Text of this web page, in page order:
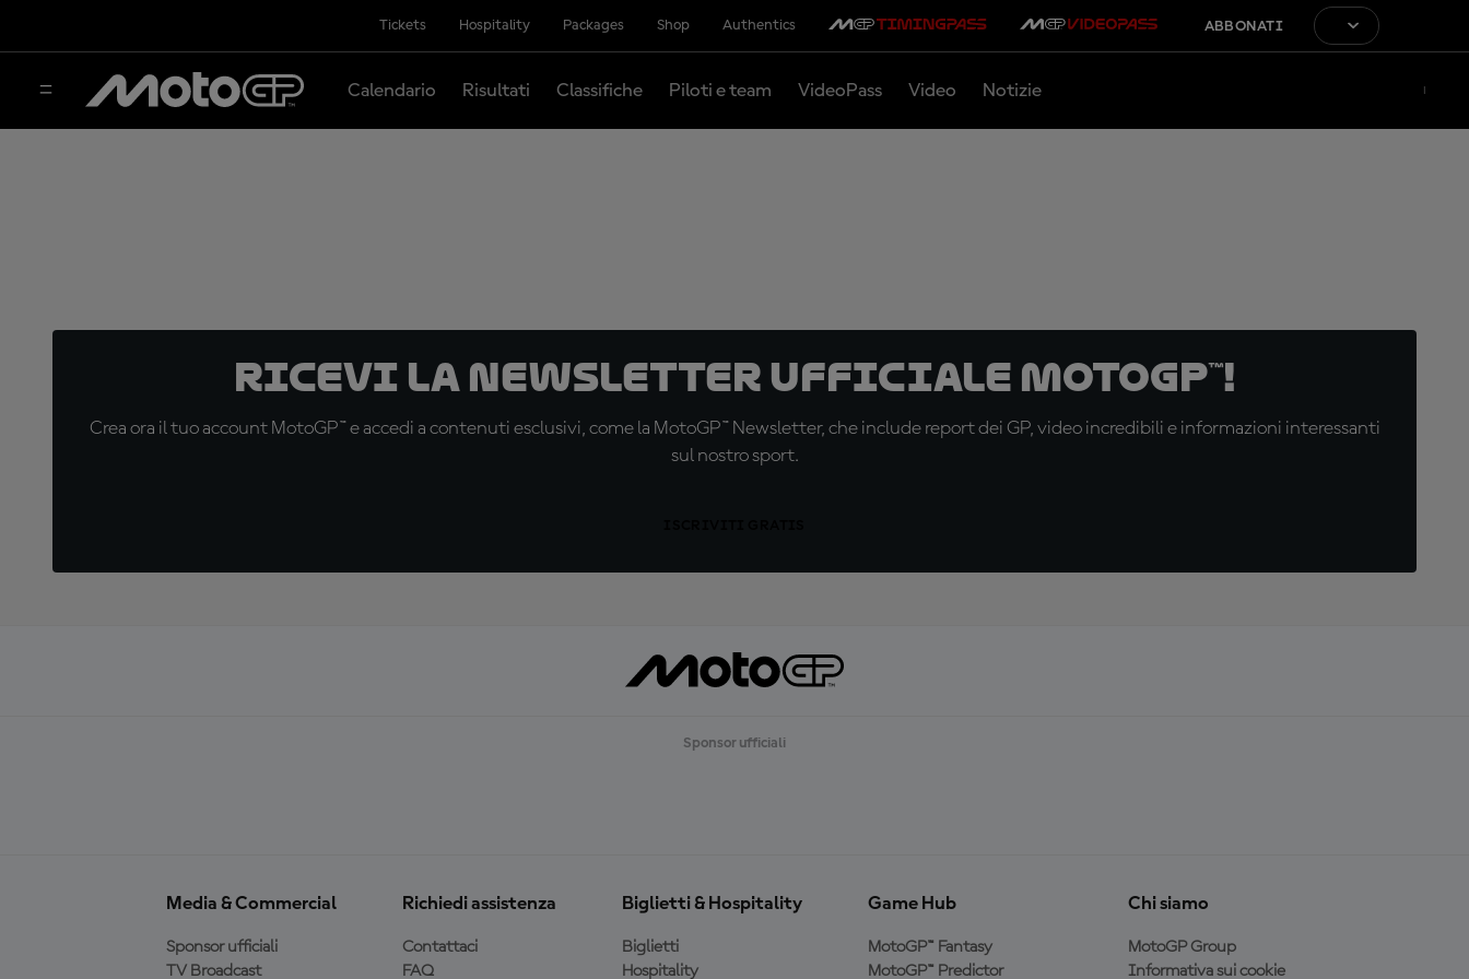
Tickets Hospitality Packages Shop Authentics ABBONATI
Calendario Risultati Classifiche Piloti e team VideoPass Video Notizie
Ricevi la newsletter ufficiale MotoGP™!
Crea ora il tuo account MotoGP™ e accedi a contenuti esclusivi, come la MotoGP™ Newsletter, che include report dei GP, video incredibili e informazioni interessanti
sul nostro sport.
Sponsor ufficiali
Media & Commercial
Sponsor ufficiali
TV Broadcast
Richiedi assistenza
Contattaci
FAQ
Biglietti & Hospitality
Biglietti
Hospitality
Game Hub
MotoGP™ Fantasy
MotoGP™ Predictor
Chi siamo
MotoGP Group
Informativa sui cookie